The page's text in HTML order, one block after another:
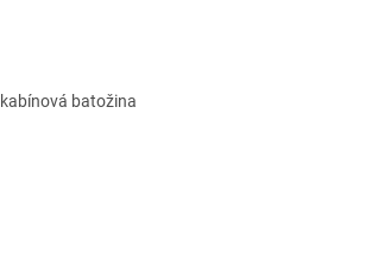
batožina